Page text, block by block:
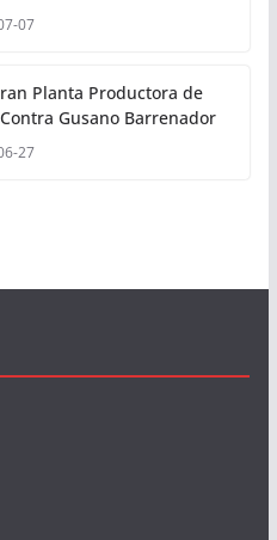
07
Planta Productora de
Gusano Barrenador
27